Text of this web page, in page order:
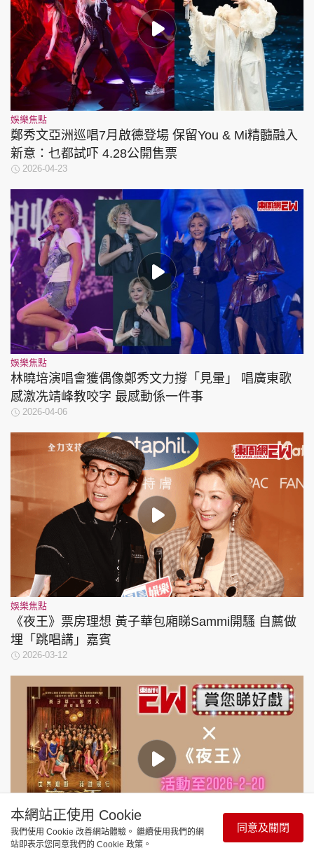
娛樂焦點
鄭秀文亞洲巡唱7月啟德登場 保留You & Mi精髓融入
新意：乜都試吓 4.28公開售票
2026-04-23
娛樂焦點
林曉培演唱會獲偶像鄭秀文力撐「見暈」 唱廣東歌
感激冼靖峰教咬字 最感動係一件事
2026-04-06
娛樂焦點
《夜王》票房理想 黃子華包廂睇Sammi開騷 自薦做
埋「跳唱講」嘉賓
2026-03-12
東周JETSO
本網站正使用 Cookie
我們使用 Cookie 改善網站體驗。 繼續使用我們的網
站即表示您同意我們的 Cookie 政策。
同意及關閉